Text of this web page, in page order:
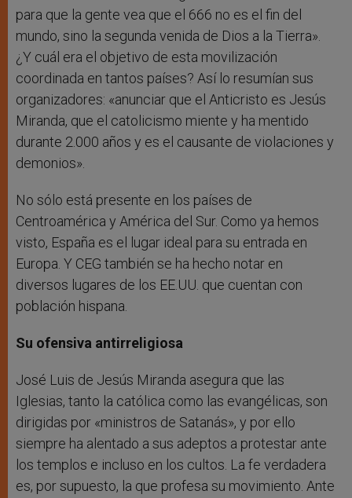
para que la gente vea que el 666 no es el fin del
mundo, sino la segunda venida de Dios a la Tierra».
¿Y cuál era el objetivo de esta movilización
coordinada en tantos países? Así lo resumían sus
organizadores: «anunciar que el Anticristo es Jesús
Miranda, que el catolicismo miente y ha mentido
durante 2.000 años y es el causante de violaciones y
demonios».
No sólo está presente en los países de
Centroamérica y América del Sur. Como ya hemos
visto, España es el lugar ideal para su entrada en
Europa. Y CEG también se ha hecho notar en
diversos lugares de los EE.UU. que cuentan con
población hispana.
Su ofensiva antirreligiosa
José Luis de Jesús Miranda asegura que las
Iglesias, tanto la católica como las evangélicas, son
dirigidas por «ministros de Satanás», y por ello
siempre ha alentado a sus adeptos a protestar ante
los templos e incluso en los cultos. La fe verdadera
es, por supuesto, la que profesa su movimiento. Ante